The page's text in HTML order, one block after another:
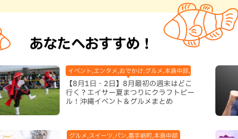
あなたへおすすめ！
イベント,エンタメ,おでかけ,グルメ,本島中部,本島北部,本島南部
【8月1日・2日】8月最初の週末はどこ
行く？エイサー夏まつりにクラフトビー
ル！沖縄イベント＆グルメまとめ
グルメ,スイーツ,パン,嘉手納町,本島中部